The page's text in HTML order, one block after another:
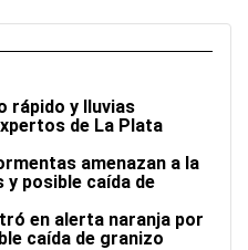
rápido y lluvias
de La Plata
amenazan a la
posible caída de
en alerta naranja por
caída de granizo